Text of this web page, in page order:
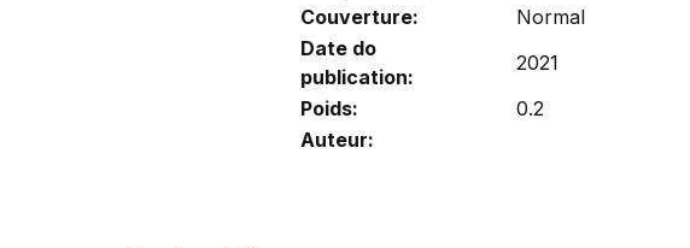
Couverture:
Normal
Date do
publication:
2021
Poids:
0.2
Auteur: